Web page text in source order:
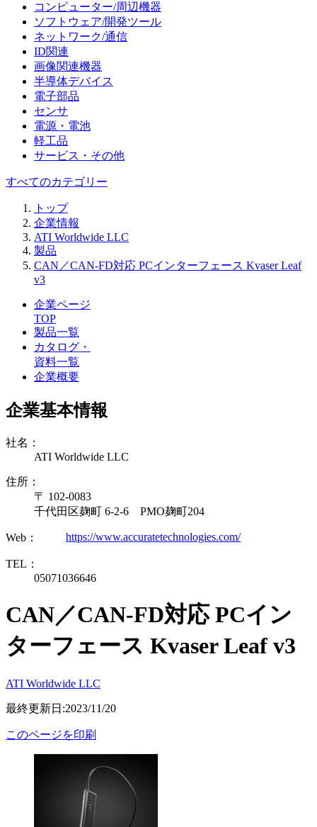
コンピューター/周辺機器
ソフトウェア/開発ツール
ネットワーク/通信
ID関連
画像関連機器
半導体デバイス
電子部品
センサ
電源・電池
軽工品
サービス・その他
すべてのカテゴリー
トップ
企業情報
ATI Worldwide LLC
製品
CAN／CAN-FD対応 PCインターフェース Kvaser Leaf
v3
企業ページ
TOP
製品一覧
カタログ・
資料一覧
企業概要
企業基本情報
社名：
ATI Worldwide LLC
住所：
〒 102-0083
千代田区麹町 6-2-6 PMO麹町204
Web： https://www.accuratetechnologies.com/
TEL：
05071036646
CAN／CAN-FD対応 PCイン
ターフェース Kvaser Leaf v3
ATI Worldwide LLC
最終更新日:2023/11/20
このページを印刷